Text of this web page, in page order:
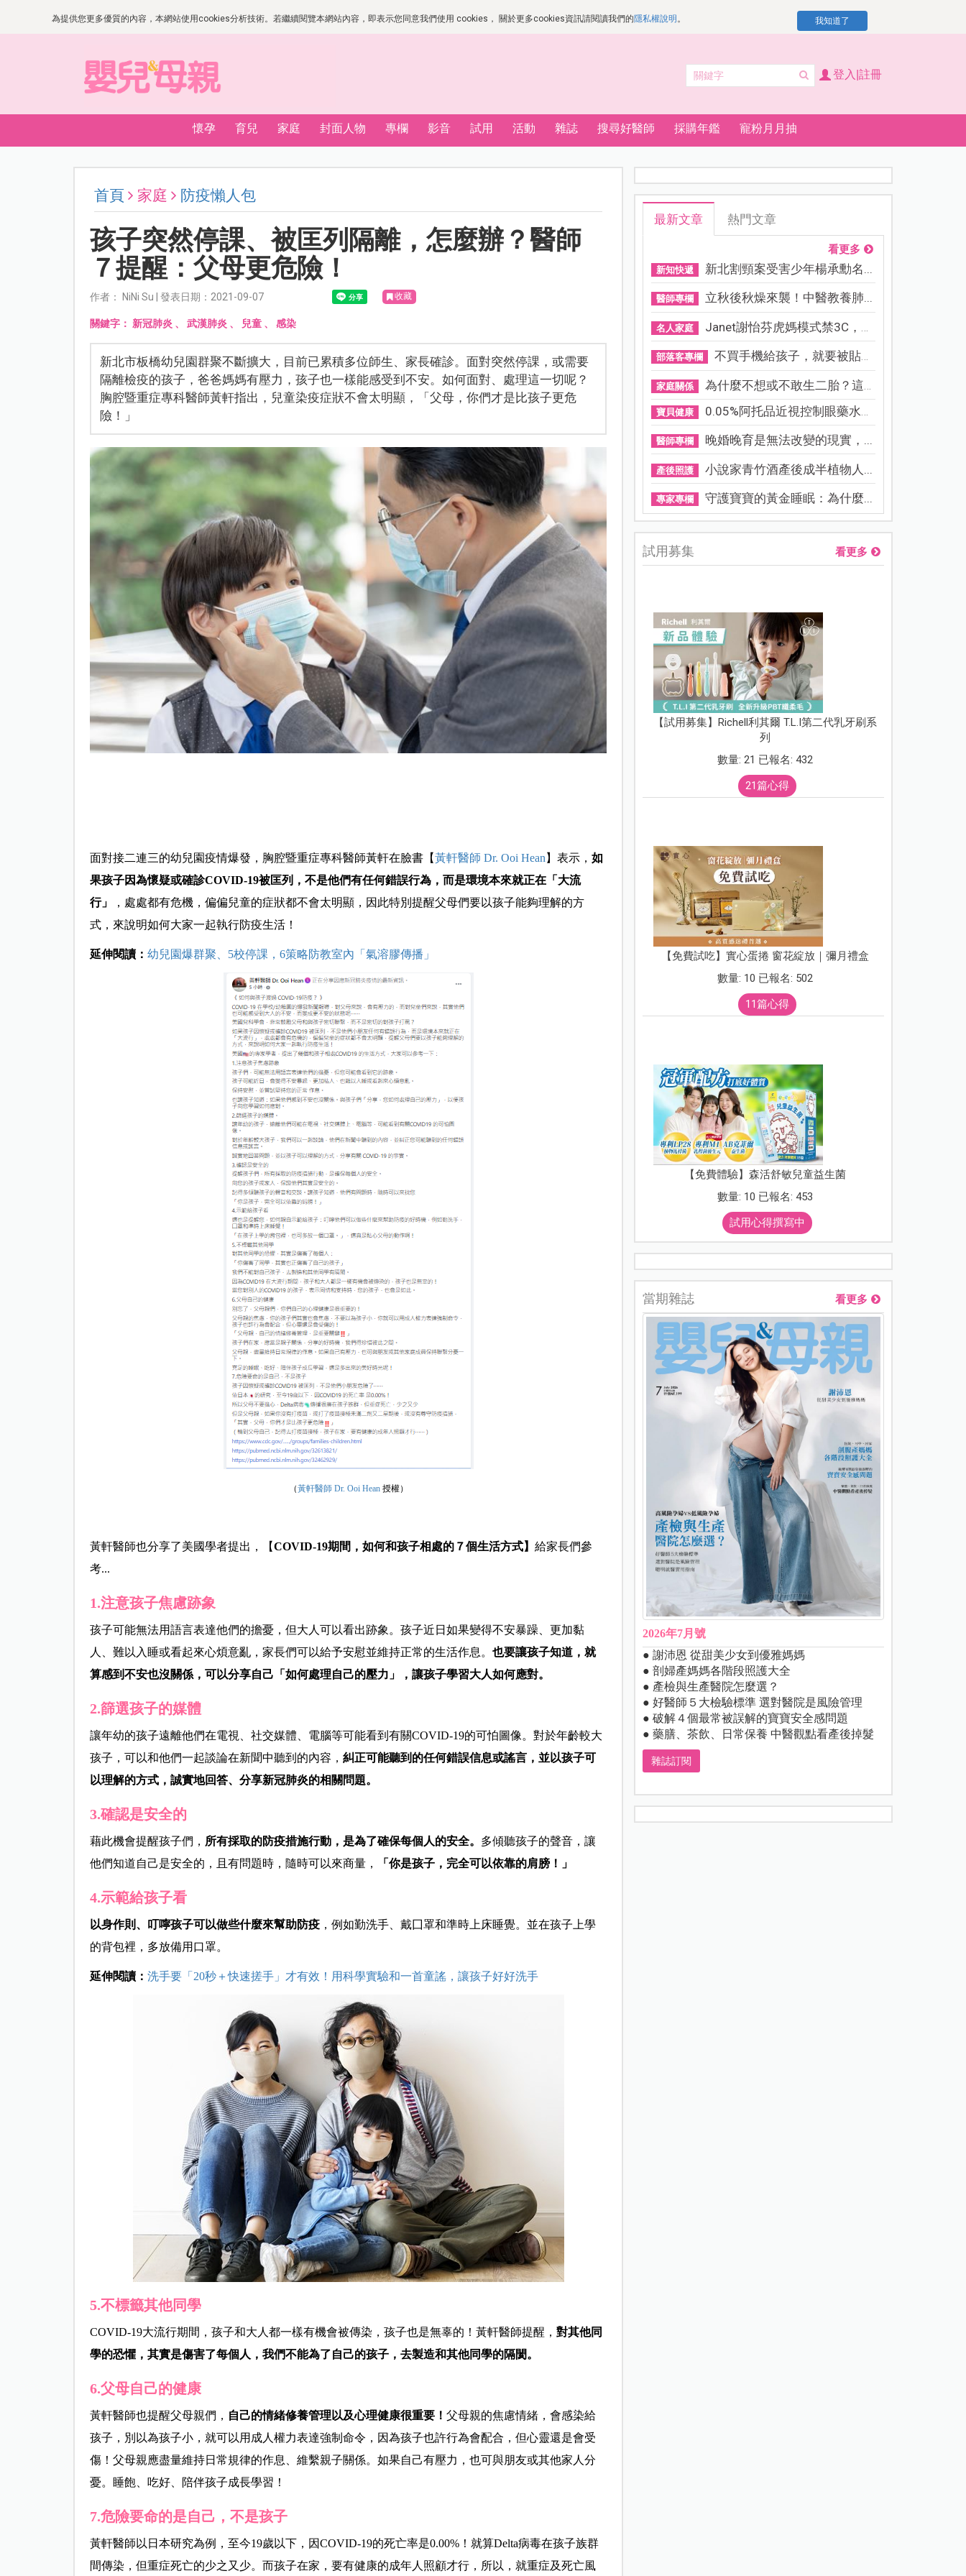
為提供您更多優質的內容，本網站使用cookies分析技術。若繼續閱覽本網站內容，即表示您同意我們使用 cookies， 關於更多cookies資訊請閱讀我們的隱私權說明 。 我知道了
登入|註冊
懷孕 育兒 家庭 封面人物 專欄 影音 試用 活動 雜誌 搜尋好醫師 採購年鑑 寵粉月月抽
首頁 家庭 防疫懶人包
孩子突然停課、被匡列隔離，怎麼辦？醫師
７提醒：父母更危險！
作者： NiNi Su | 發表日期：2021-09-07 收藏
關鍵字： 新冠肺炎 、 武漢肺炎 、 兒童 、 感染
新北市板橋幼兒園群聚不斷擴大，目前已累積多位師生、家長確診。面對突然停課，或需要
隔離檢疫的孩子，爸爸媽媽有壓力，孩子也一樣能感受到不安。如何面對、處理這一切呢？
胸腔暨重症專科醫師黃軒指出，兒童染疫症狀不會太明顯，「父母，你們才是比孩子更危
險！」
面對接二連三的幼兒園疫情爆發，胸腔暨重症專科醫師黃軒在臉書【黃軒醫師 Dr. Ooi Hean 】 表示， 如
果孩子因為懷疑或確診COVID-19被匡列，不是他們有任何錯誤行為，而是環境本來就正在「大流
行」
，處處都有危機，偏偏兒童的症狀都不會太明顯，因此特別提醒父母們要以孩子能夠理解的方
式，來說明如何大家一起執行防疫生活！
延伸閱讀： 幼兒園爆群聚、5校停課，6策略防教室內「氣溶膠傳播」
（黃軒醫師 Dr. Ooi Hean授權）
黃軒醫師也分享了美國學者提出，【COVID-19期間，如何和孩子相處的７個生活方式】 給家長們參
考...
1.注意孩子焦慮跡象
孩子可能無法用語言表達他們的擔憂，但大人可以看出跡象。孩子近日如果變得不安暴躁、更加黏
人、難以入睡或看起來心煩意亂，家長們可以給予安慰並維持正常的生活作息。 也要讓孩子知道，就
算感到不安也沒關係，可以分享自己「如何處理自己的壓力」，讓孩子學習大人如何應對。
2.篩選孩子的媒體
讓年幼的孩子遠離他們在電視、社交媒體、電腦等可能看到有關COVID-19的可怕圖像。對於年齡較大
孩子，可以和他們一起談論在新聞中聽到的內容， 糾正可能聽到的任何錯誤信息或謠言，並以孩子可
以理解的方式，誠實地回答、分享新冠肺炎的相關問題。
3.確認是安全的
藉此機會提醒孩子們， 所有採取的防疫措施行動，是為了確保每個人的安全。 多傾聽孩子的聲音，讓
他們知道自己是安全的，且有問題時，隨時可以來商量，
「你是孩子，完全可以依靠的肩膀！」
4.示範給孩子看
以身作則、叮嚀孩子可以做些什麼來幫助防疫，例如勤洗手、戴囗罩和準時上床睡覺。並在孩子上學
的背包裡，多放備用口罩。
延伸閱讀： 洗手要「20秒＋快速搓手」才有效！用科學實驗和一首童謠，讓孩子好好洗手
5.不標籤其他同學
COVID-19大流行期間，孩子和大人都一樣有機會被傳染，孩子也是無辜的！黃軒醫師提醒， 對其他同
學的恐懼，其實是傷害了每個人，我們不能為了自己的孩子，去製造和其他同學的隔閡。
6.父母自己的健康
黃軒醫師也提醒父母親們， 自己的情緒修養管理以及心理健康很重要！ 父母親的焦慮情緒，會感染給
孩子，別以為孩子小，就可以用成人權力表達強制命令，因為孩子也許行為會配合，但心靈還是會受
傷！父母親應盡量維持日常規律的作息、維繫親子關係。如果自己有壓力，也可與朋友或其他家人分
憂。睡飽、吃好、陪伴孩子成長學習！
7.危險要命的是自己，不是孩子
黃軒醫師以日本研究為例，至今19歲以下，因COVID-19的死亡率是0.00%！就算Delta病毒在孩子族群
間傳染，但重症死亡的少之又少。而孩子在家，要有健康的成年人照顧才行，所以，就重症及死亡風
最新文章 熱門文章
看更多
新知快遞 新北割頸案受害少年楊承勳名...
醫師專欄 立秋後秋燥來襲！中醫教養肺...
名人家庭 Janet謝怡芬虎媽模式禁3C，看...
部落客專欄 不買手機給孩子，就要被貼「...
家庭關係 為什麼不想或不敢生二胎？這8...
寶貝健康 0.05%阿托品近視控制眼藥水納...
醫師專欄 晚婚晚育是無法改變的現實，...
產後照護 小說家青竹酒產後成半植物人...
專家專欄 守護寶寶的黃金睡眠：為什麼...
試用募集 看更多
【試用募集】Richell利其爾 T.L.I第二代乳牙刷系
列
數量: 21 已報名: 432
21篇心得
【免費試吃】實心蛋捲 窗花綻放｜彌月禮盒
數量: 10 已報名: 502
11篇心得
【免費體驗】森活舒敏兒童益生菌
數量: 10 已報名: 453
試用心得撰寫中
當期雜誌 看更多
2026年7月號
● 謝沛恩 從甜美少女到優雅媽媽
● 剖婦產媽媽各階段照護大全
● 產檢與生產醫院怎麼選？
● 好醫師５大檢驗標準 選對醫院是風險管理
● 破解４個最常被誤解的寶寶安全感問題
● 藥膳、茶飲、日常保養 中醫觀點看產後掉髮
雜誌訂閱